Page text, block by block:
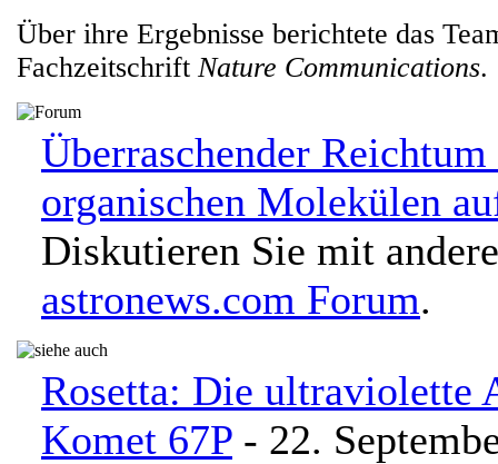
Über ihre Ergebnisse berichtete das
Fachzeitschrift Nature Communications.
Überraschender Reichtum
organischen Molekülen
Diskutieren Sie mit
astronews.com Forum.
Rosetta: Die ultraviolette
Komet 67P - 22.